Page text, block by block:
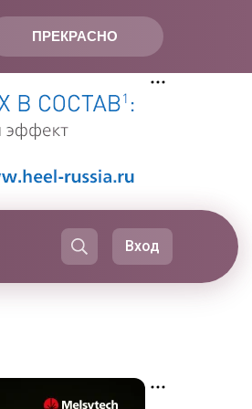
ПРЕКРАСНО
Вход